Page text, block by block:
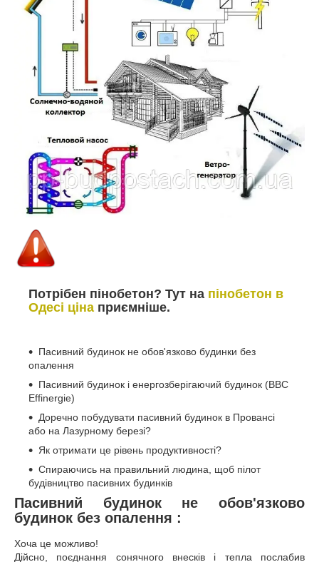
Потрібен пінобетон? Тут на пінобетон в
Одесі ціна приємніше.
Пасивний будинок не обов'язково будинки без
опалення
Пасивний будинок і енергозберігаючий будинок (BBC
Effinergie)
Доречно побудувати пасивний будинок в Провансі
або на Лазурному березі?
Як отримати це рівень продуктивності?
Спираючись на правильний людина, щоб пілот
будівництво пасивних будинків
Пасивний будинок не обов'язково
будинок без опалення :
Хоча це можливо!
Дійсно, поєднання сонячного внесків і тепла послабив